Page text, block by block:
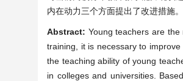
内在动力三个方面提出了改进措施。
Abstract: Young teachers are
training, it is necessary to
the teaching ability of young
in colleges and universities.